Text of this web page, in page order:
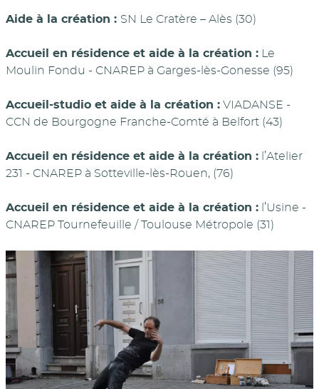
Aide à la création : SN Le Cratère – Alès (30)
Accueil en résidence et aide à la création : Le
Moulin Fondu - CNAREP à Garges-lès-Gonesse (95)
Accueil-studio et aide à la création : VIADANSE -
CCN de Bourgogne Franche-Comté à Belfort (43)
Accueil en résidence et aide à la création : l’Atelier
231 - CNAREP à Sotteville-lès-Rouen, (76)
Accueil en résidence et aide à la création : l’Usine -
CNAREP Tournefeuille / Toulouse Métropole (31)